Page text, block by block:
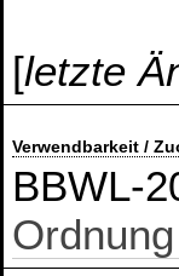
[letzte
Verwendbarkeit /
BBWL-